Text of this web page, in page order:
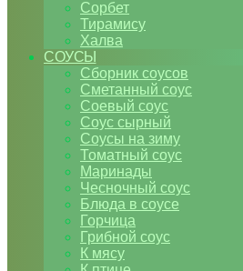
Сорбет
Тирамису
Халва
СОУСЫ
Сборник соусов
Сметанный соус
Соевый соус
Соус сырный
Соусы на зиму
Томатный соус
Маринады
Чесночный соус
Блюда в соусе
Горчица
Грибной соус
К мясу